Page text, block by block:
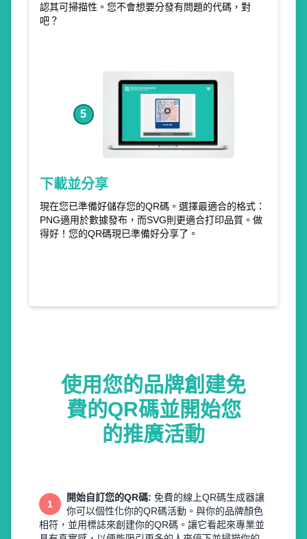
認其可掃描性。您不會想要分發有問題的代碼，對
吧？
5
下載並分享
現在您已準備好儲存您的QR碼。選擇最適合的格式：
PNG適用於數據發布，而SVG則更適合打印品質。做
得好！您的QR碼現已準備好分享了。
使用您的品牌創建免
費的QR碼並開始您
的推廣活動
1
開始自訂您的QR碼: 免費的線上QR碼生成器讓
你可以個性化你的QR碼活動。與你的品牌顏色
相符，並用標誌來創建你的QR碼。讓它看起來專業並